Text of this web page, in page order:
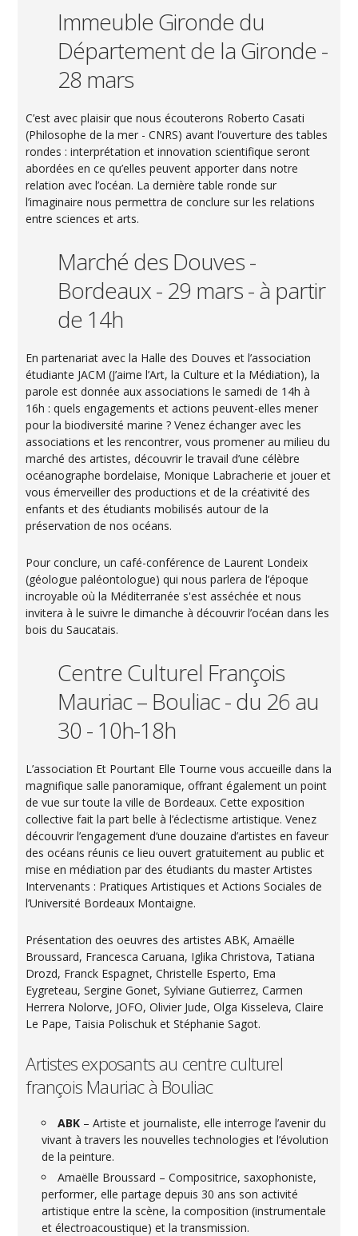
Immeuble Gironde du
Département de la Gironde -
28 mars
C’est avec plaisir que nous écouterons Roberto Casati
(Philosophe de la mer - CNRS) avant l’ouverture des tables
rondes : interprétation et innovation scientifique seront
abordées en ce qu’elles peuvent apporter dans notre
relation avec l’océan. La dernière table ronde sur
l’imaginaire nous permettra de conclure sur les relations
entre sciences et arts.
Marché des Douves -
Bordeaux - 29 mars - à partir
de 14h
En partenariat avec la Halle des Douves et l’association
étudiante JACM (J’aime l’Art, la Culture et la Médiation), la
parole est donnée aux associations le samedi de 14h à
16h : quels engagements et actions peuvent-elles mener
pour la biodiversité marine ? Venez échanger avec les
associations et les rencontrer, vous promener au milieu du
marché des artistes, découvrir le travail d’une célèbre
océanographe bordelaise, Monique Labracherie et jouer et
vous émerveiller des productions et de la créativité des
enfants et des étudiants mobilisés autour de la
préservation de nos océans.
Pour conclure, un café-conférence de Laurent Londeix
(géologue paléontologue) qui nous parlera de l’époque
incroyable où la Méditerranée s'est asséchée et nous
invitera à le suivre le dimanche à découvrir l’océan dans les
bois du Saucatais.
Centre Culturel François
Mauriac – Bouliac - du 26 au
30 - 10h-18h
L’association Et Pourtant Elle Tourne vous accueille dans la
magnifique salle panoramique, offrant également un point
de vue sur toute la ville de Bordeaux. Cette exposition
collective fait la part belle à l’éclectisme artistique. Venez
découvrir l’engagement d‘une douzaine d’artistes en faveur
des océans réunis ce lieu ouvert gratuitement au public et
mise en médiation par des étudiants du master Artistes
Intervenants : Pratiques Artistiques et Actions Sociales de
l’Université Bordeaux Montaigne.
Présentation des oeuvres des artistes ABK, Amaëlle
Broussard, Francesca Caruana, Iglika Christova, Tatiana
Drozd, Franck Espagnet, Christelle Esperto, Ema
Eygreteau, Sergine Gonet, Sylviane Gutierrez, Carmen
Herrera Nolorve, JOFO, Olivier Jude, Olga Kisseleva, Claire
Le Pape, Taisia Polischuk et Stéphanie Sagot.
Artistes exposants au centre culturel
françois Mauriac à Bouliac
ABK – Artiste et journaliste, elle interroge l’avenir du
vivant à travers les nouvelles technologies et l’évolution
de la peinture.
Amaëlle Broussard – Compositrice, saxophoniste,
performer, elle partage depuis 30 ans son activité
artistique entre la scène, la composition (instrumentale
et électroacoustique) et la transmission.